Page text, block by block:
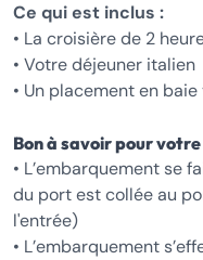
Ce qui est inclus :
• La croisière de 2
• Votre déjeuner italien
• Un placement en
Bon à savoir pour
• L’embarquement se
du port est collée au
l'entrée)
• L’embarquement